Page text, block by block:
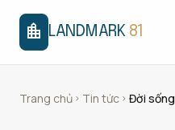
location_city LANDMARK 81
Trang chủ chevron_right Tin tức chevron_right Đời sống